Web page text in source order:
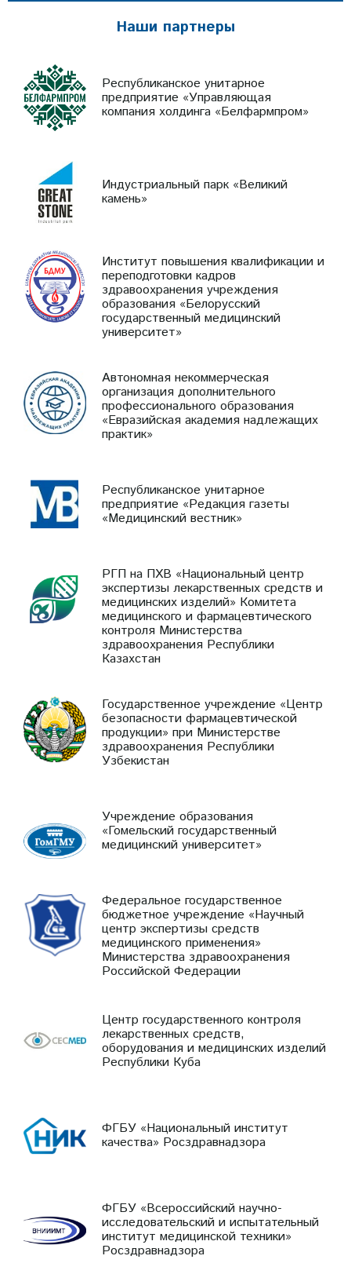
Наши партнеры
Республиканское унитарное
предприятие «Управляющая
компания холдинга «Белфармпром»
Индустриальный парк «Великий
камень»
Институт повышения квалификации и
переподготовки кадров
здравоохранения учреждения
образования «Белорусский
государственный медицинский
университет»
Автономная некоммерческая
организация дополнительного
профессионального образования
«Евразийская академия надлежащих
практик»
Республиканское унитарное
предприятие «Редакция газеты
«Медицинский вестник»
РГП на ПХВ «Национальный центр
экспертизы лекарственных средств и
медицинских изделий» Комитета
медицинского и фармацевтического
контроля Министерства
здравоохранения Республики
Казахстан
Государственное учреждение «Центр
безопасности фармацевтической
продукции» при Министерстве
здравоохранения Республики
Узбекистан
Учреждение образования
«Гомельский государственный
медицинский университет»
Федеральное государственное
бюджетное учреждение «Научный
центр экспертизы средств
медицинского применения»
Министерства здравоохранения
Российской Федерации
Центр государственного контроля
лекарственных средств,
оборудования и медицинских изделий
Республики Куба
ФГБУ «Национальный институт
качества» Росздравнадзора
ФГБУ «Всероссийский научно-
исследовательский и испытательный
институт медицинской техники»
Росздравнадзора